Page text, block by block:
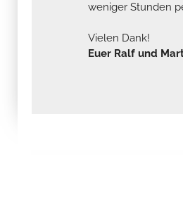
weniger Stunden
Vielen Dank!
Euer Ralf und